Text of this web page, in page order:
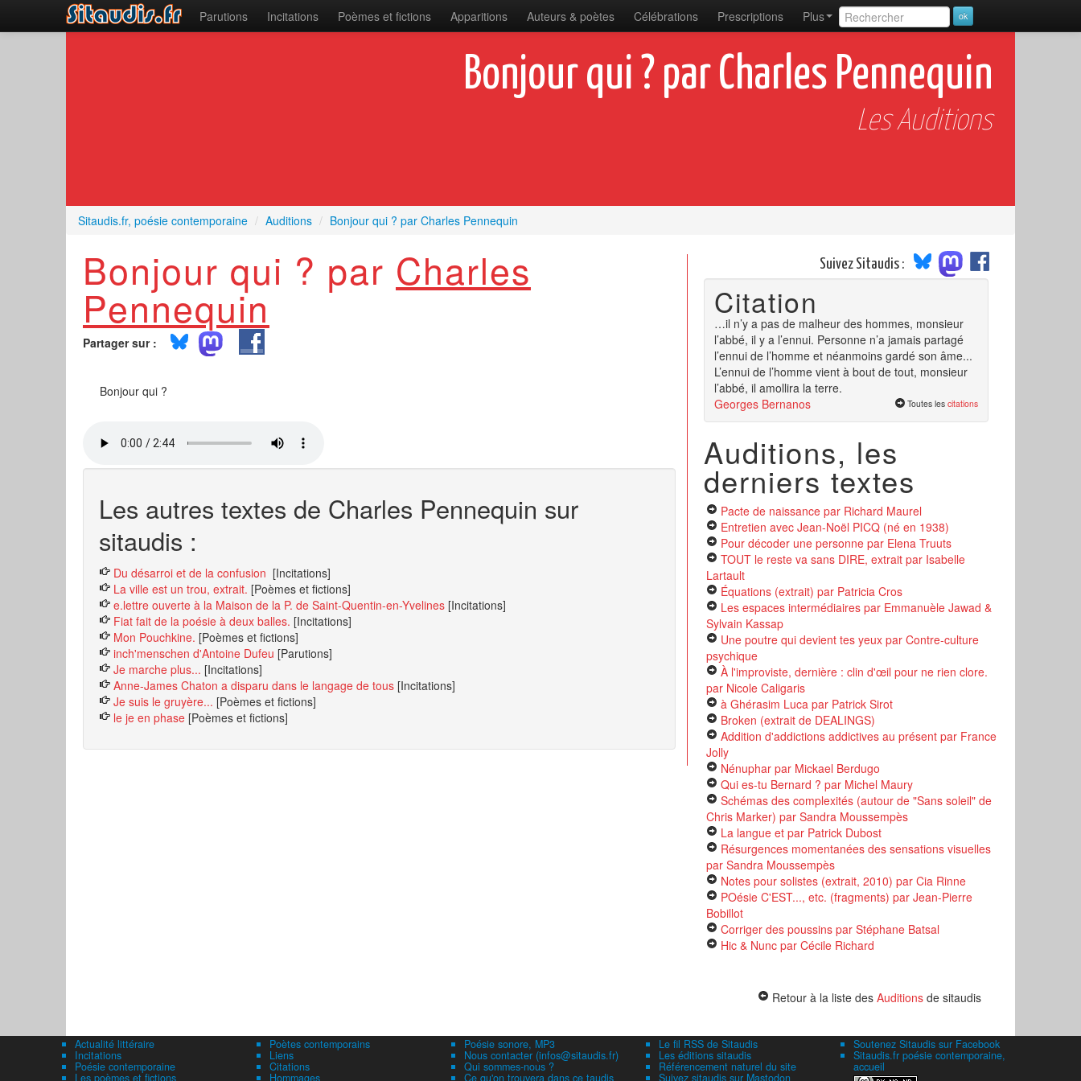
Parutions Incitations Poèmes et fictions Apparitions Auteurs & poètes Célébrations Prescriptions Plus
Bonjour qui ? par Charles Pennequin
Les Auditions
Sitaudis.fr, poésie contemporaine / Auditions / Bonjour qui ? par Charles Pennequin
Bonjour qui ? par Charles
Pennequin
Partager sur :
Bonjour qui ?
Les autres textes de Charles Pennequin sur
sitaudis :
Du désarroi et de la confusion [Incitations]
La ville est un trou, extrait. [Poèmes et fictions]
e.lettre ouverte à la Maison de la P. de Saint-Quentin-en-Yvelines [Incitations]
Fiat fait de la poésie à deux balles. [Incitations]
Mon Pouchkine. [Poèmes et fictions]
inch'menschen d'Antoine Dufeu [Parutions]
Je marche plus... [Incitations]
Anne-James Chaton a disparu dans le langage de tous [Incitations]
Je suis le gruyère... [Poèmes et fictions]
le je en phase [Poèmes et fictions]
Suivez Sitaudis :
Citation
…il n’y a pas de malheur des hommes, monsieur
l’abbé, il y a l’ennui. Personne n’a jamais partagé
l’ennui de l’homme et néanmoins gardé son âme...
L’ennui de l’homme vient à bout de tout, monsieur
l’abbé, il amollira la terre.
Georges Bernanos
Toutes les citations
Auditions, les
derniers textes
Pacte de naissancepar Richard Maurel
Entretien avec Jean-Noël PICQ (né en 1938)
Pour décoder une personnepar Elena Truuts
TOUT le reste va sans DIRE, extraitpar Isabelle
Lartault
Équations (extrait) par Patricia Cros
Les espaces intermédiairespar Emmanuèle Jawad &
Sylvain Kassap
Une poutre qui devient tes yeuxpar Contre-culture
psychique
À l'improviste, dernière : clin d'œil pour ne rien clore.
par Nicole Caligaris
à Ghérasim Luca par Patrick Sirot
Broken (extrait de DEALINGS)
Addition d'addictions addictives au présentpar France
Jolly
Nénupharpar Mickael Berdugo
Qui es-tu Bernard ? par Michel Maury
Schémas des complexités (autour de "Sans soleil" de
Chris Marker) par Sandra Moussempès
La langue etpar Patrick Dubost
Résurgences momentanées des sensations visuelles
par Sandra Moussempès
Notes pour solistes (extrait, 2010) par Cia Rinne
POésie C'EST..., etc. (fragments) par Jean-Pierre
Bobillot
Corriger des poussinspar Stéphane Batsal
Hic & Nuncpar Cécile Richard
Retour à la liste des Auditions de sitaudis
Actualité littéraire
Incitations
Poésie contemporaine
Les poèmes et fictions
Poètes contemporains
Liens
Citations
Hommages
Poésie sonore, MP3
Nous contacter (infos@sitaudis.fr)
Qui sommes-nous ?
Ce qu'on trouvera dans ce taudis
Le fil RSS de Sitaudis
Les éditions sitaudis
Référencement naturel du site
Suivez sitaudis sur Mastodon
Soutenez Sitaudis sur Facebook
Sitaudis.fr poésie contemporaine,
accueil